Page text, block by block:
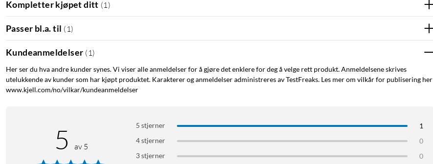
Tilgang og passform
Presise utskjæringer gir full tilgang til knapper, porter og høyttalere.
Spesifikasjoner
Passer: iPhone 11 Pro
Materiale: TPU
1 x Gelly Case mobildeksel
Kompletter kjøpet ditt (1 )
Passer bl.a. til ( 1 )
Kundeanmeldelser ( 1 )
Her ser du hva andre kunder synes. Vi viser alle anmeldelser for å gjøre det enklere for deg å velge rett produkt. Anmeldelsene skrives
utelukkende av kunder som har kjøpt produktet. Karakterer og anmeldelser administreres av TestFreaks. Les mer om vilkår for publisering her
www.kjell.com/no/vilkar/kundeanmeldelser
5 av 5
5 stjerner
1
4 stjerner
0
3 stjerner
0